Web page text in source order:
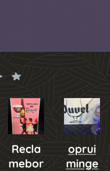
Recla
mebor
oprui
minge